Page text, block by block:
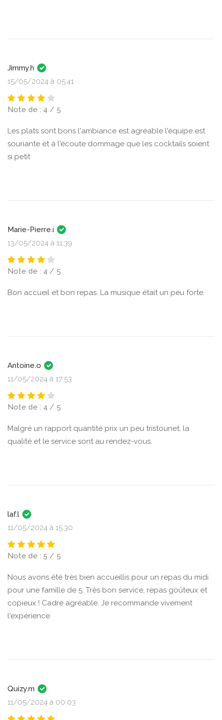
Jimmy.h
15/05/2024 à 05:41
Note de : 4 / 5
Les plats sont bons l'ambiance est agréable l'équipe est
souriante et à l'écoute dommage que les cocktails soient
si petit
Marie-Pierre.i
13/05/2024 à 11:39
Note de : 4 / 5
Bon accueil et bon repas. La musique était un peu forte.
Antoine.o
11/05/2024 à 17:53
Note de : 4 / 5
Malgré un rapport quantité prix un peu tristounet, la
qualité et le service sont au rendez-vous.
laf.l
11/05/2024 à 15:30
Note de : 5 / 5
Nous avons été très bien accueillis pour un repas du midi
pour une famille de 5. Très bon service, repas goûteux et
copieux ! Cadre agréable. Je recommande vivement
l'expérience
Quizy.m
11/05/2024 à 00:03